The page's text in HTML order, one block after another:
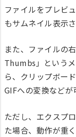
ファイルをプレビ
もサムネイル表示
また、ファイルの
Thumbs」という
ら、クリップボー
GIFへの変換などが
ただし、エクスプ
た場合、動作が重